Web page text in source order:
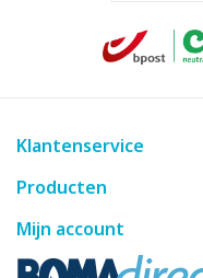
Klantenservice
Producten
Mijn account